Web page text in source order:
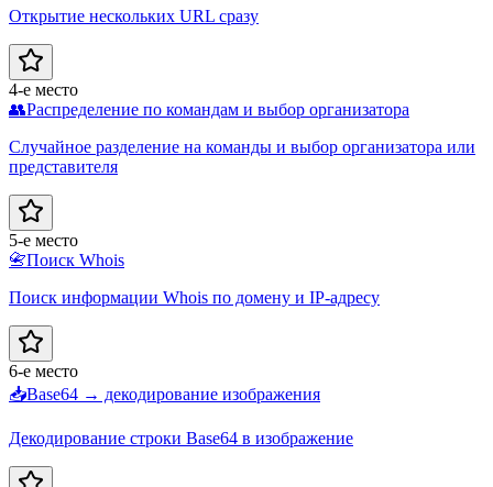
Открытие нескольких URL сразу
4-е место
👥Распределение по командам и выбор организатора
Случайное разделение на команды и выбор организатора или
представителя
5-е место
📇Поиск Whois
Поиск информации Whois по домену и IP-адресу
6-е место
📥Base64 → декодирование изображения
Декодирование строки Base64 в изображение